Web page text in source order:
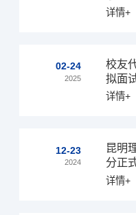
详情+
02-24
2025
校友
拟面
详情+
12-23
2024
昆明
分正
详情+